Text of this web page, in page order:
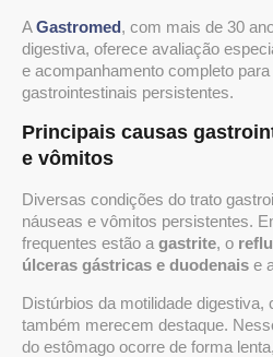
AGastromed, com mais de 30
digestiva, oferece avaliação
e acompanhamento completo
gastrointestinais persistentes.
Principais causas
e vômitos
Diversas condições do trato
náuseas e vômitos persistentes.
frequentes estão a gastrite, o
úlceras gástricas e duodenais e
Distúrbios da motilidade digestiva,
também merecem destaque.
do estômago ocorre de forma